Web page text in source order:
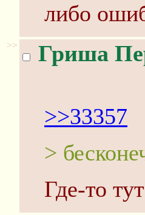
либо
>> Гриша
>>33357
>
Где-то